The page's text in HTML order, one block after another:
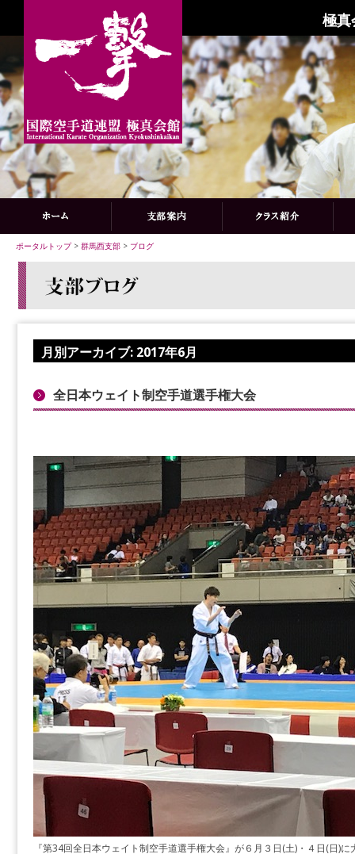
極真
ポータルトップ> 群馬西支部 > ブログ
月別アーカイブ: 2017年6月
全日本ウェイト制空手道選手権大会
『第34回全日本ウェイト制空手道選手権大会』が６月３日(土)・４日(日)